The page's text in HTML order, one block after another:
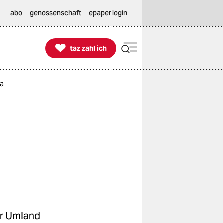
abo genossenschaft epaper login

taz zahl ich
taz zahl ich
Umland